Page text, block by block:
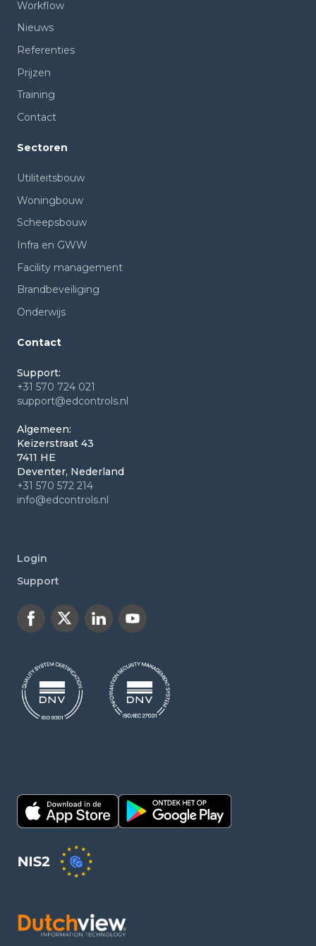
Workflow
Nieuws
Referenties
Prijzen
Training
Contact
Sectoren
Utiliteitsbouw
Woningbouw
Scheepsbouw
Infra en GWW
Facility management
Brandbeveiliging
Onderwijs
Contact
Support:
+31 570 724 021
support@edcontrols.nl
Algemeen:
Keizerstraat 43
7411 HE
Deventer, Nederland
+31 570 572 214
info@edcontrols.nl
Login
Support